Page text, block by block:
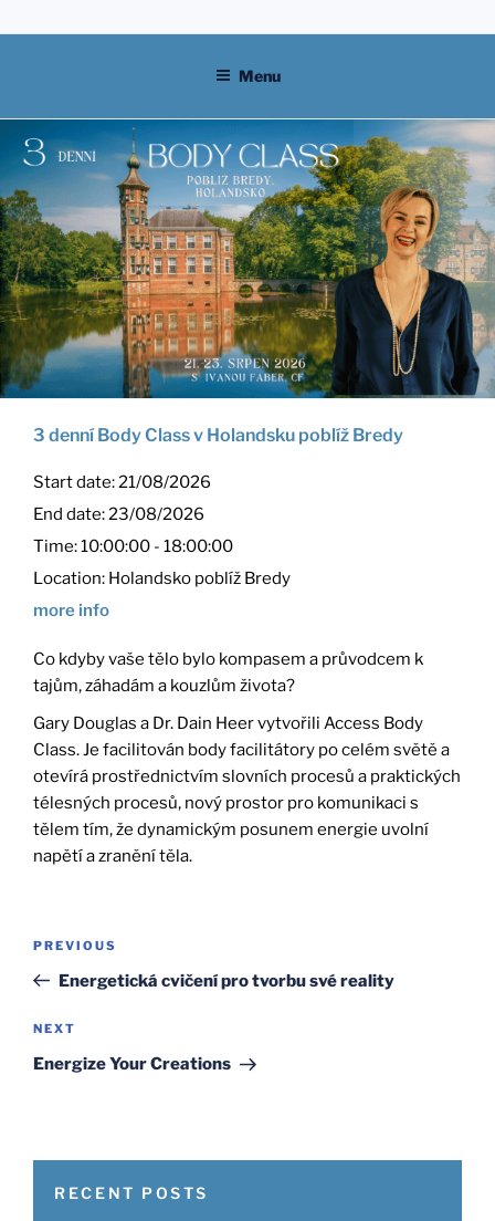
to
Menu
3 denní Body Class v Holandsku poblíž Bredy
Start date:21/08/2026
End date:23/08/2026
Time:10:00:00 - 18:00:00
Location: Holandsko poblíž Bredy
more info
Co kdyby vaše tělo bylo kompasem a průvodcem k
tajům, záhadám a kouzlům života?
Gary Douglas a Dr. Dain Heer vytvořili Access Body
Class. Je facilitován body facilitátory po celém světě a
otevírá prostřednictvím slovních procesů a praktických
télesných procesů, nový prostor pro komunikaci s
tělem tím, že dynamickým posunem energie uvolní
napětí a zranění těla.
Previous
Post
PREVIOUS
Energetická cvičení pro tvorbu své reality
Next
Post
NEXT
Energize Your Creations
RECENT POSTS